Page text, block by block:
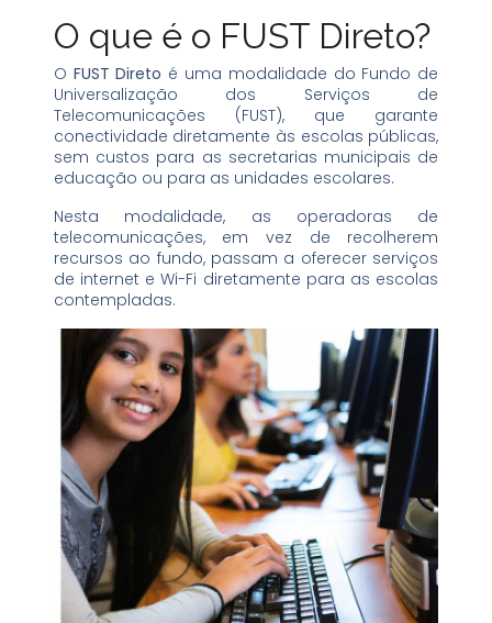
O que é o FUST Direto?
O FUST Direto é uma modalidade do Fundo de
Universalização dos Serviços de
Telecomunicações (FUST), que garante
conectividade diretamente às escolas públicas,
sem custos para as secretarias municipais de
educação ou para as unidades escolares.
Nesta modalidade, as operadoras de
telecomunicações, em vez de recolherem
recursos ao fundo, passam a oferecer serviços
de internet e Wi-Fi diretamente para as escolas
contempladas.